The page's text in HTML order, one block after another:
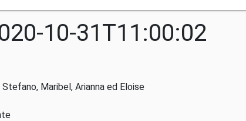
10-31T11:00:02
Maribel, Arianna ed Eloise